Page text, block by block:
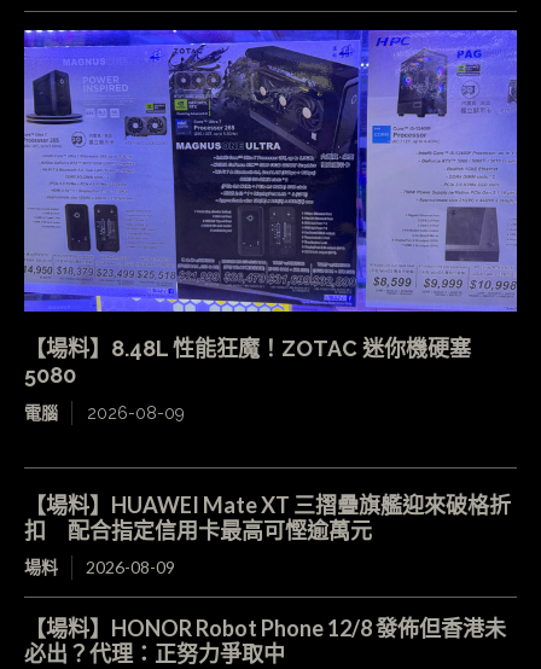
【場料】8.48L 性能狂魔！ZOTAC 迷你機硬塞
5080
電腦 2026-08-09
【場料】HUAWEI Mate XT 三摺疊旗艦迎來破格折
扣 配合指定信用卡最高可慳逾萬元
場料 2026-08-09
【場料】HONOR Robot Phone 12/8 發佈但香港未
必出？代理：正努力爭取中